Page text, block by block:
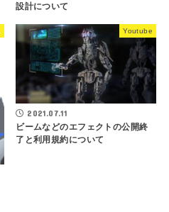
設計について
Youtube
2021.07.11
ビームなどのエフェクトの公開終
了と利用規約について